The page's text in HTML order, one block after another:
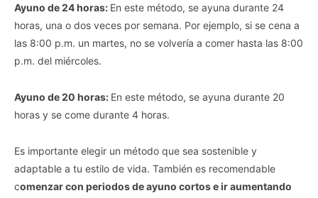
Ayuno de 24 horas: En este método, se ayuna durante 24
horas, una o dos veces por semana. Por ejemplo, si se cena a
las 8:00 p.m. un martes, no se volvería a comer hasta las 8:00
p.m. del miércoles.
Ayuno de 20 horas: En este método, se ayuna durante 20
horas y se come durante 4 horas.
Es importante elegir un método que sea sostenible y
adaptable a tu estilo de vida. También es recomendable
comenzar con periodos de ayuno cortos e ir aumentando